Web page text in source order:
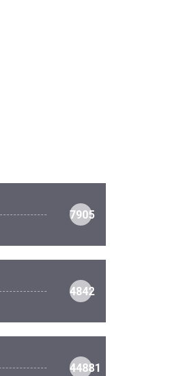
7905
4842
44881